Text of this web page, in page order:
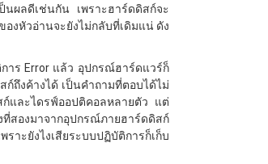
ผลดีเช่นกัน เพราะฮาร์ดดิสก์จะ
งหัวอ่านจะยังไม่กลับที่เดิมแน่ ดัง
าร Error แล้ว อุปกรณ์ฮาร์ดแวร์ก็
ถึงค้างได้ เป็นคำถามที่ตอบได้ไม่
และไดรฟ์ออปติคอลหลายตัว แต่
ที่สองมาจากอุปกรณ์ภายฮาร์ดดิสก์
าะยังไงเสียระบบปฏิบัติการก็เก็บ